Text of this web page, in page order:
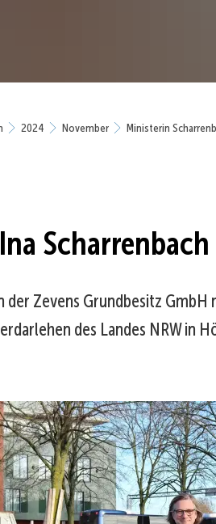
2024 November Ministerin
der Zevens Grundbesitz
des Landes NRW in